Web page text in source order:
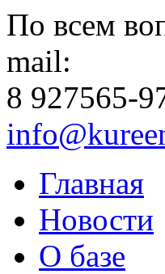
По всем
mail:
8 927565-
Главная
Новости
О базе